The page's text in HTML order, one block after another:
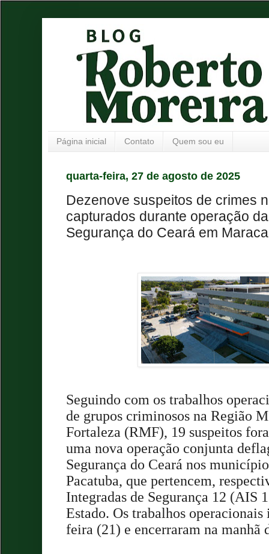
Página inicial Contato Quem sou eu
quarta-feira, 27 de agosto de 2025
Dezenove suspeitos de crimes
capturados durante operação
Segurança do Ceará em
Seguindo com os trabalhos
de grupos criminosos na Região
Fortaleza (RMF), 19 suspeitos
uma nova operação conjunta
Segurança do Ceará nos
Pacatuba, que pertencem,
Integradas de Segurança 12 (AIS
Estado. Os trabalhos
feira (21) e encerraram na manhã